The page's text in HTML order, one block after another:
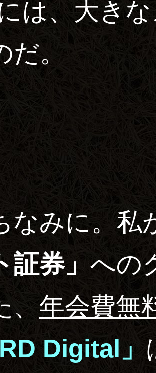
は、大き
だ。
みに。私
証券」 への
、年会費無
Digital」